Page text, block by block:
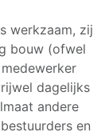
werkzaam, zij
bouw (ofwel
dagelijks
andere
en